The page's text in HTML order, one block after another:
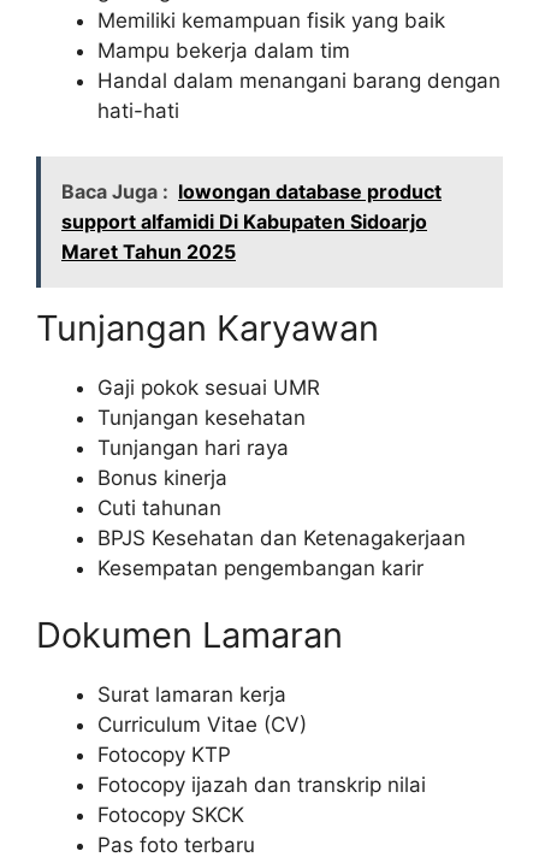
Memiliki kemampuan fisik yang baik
Mampu bekerja dalam tim
Handal dalam menangani barang dengan
hati-hati
Baca Juga : lowongan database product
support alfamidi Di Kabupaten Sidoarjo
Maret Tahun 2025
Tunjangan Karyawan
Gaji pokok sesuai UMR
Tunjangan kesehatan
Tunjangan hari raya
Bonus kinerja
Cuti tahunan
BPJS Kesehatan dan Ketenagakerjaan
Kesempatan pengembangan karir
Dokumen Lamaran
Surat lamaran kerja
Curriculum Vitae (CV)
Fotocopy KTP
Fotocopy ijazah dan transkrip nilai
Fotocopy SKCK
Pas foto terbaru